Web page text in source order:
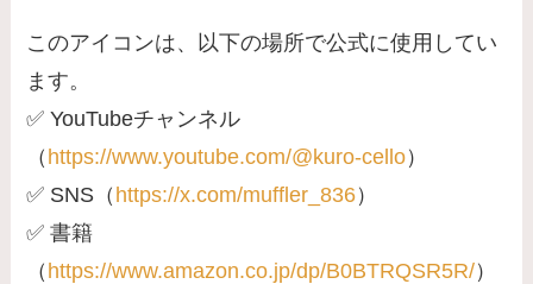
このアイコンは、以下の場所で公式に使用してい
ます。
✅ YouTubeチャンネル
（ https://www.youtube.com/@kuro-cello）
✅ SNS（ https://x.com/muffler_836）
✅ 書籍
（ https://www.amazon.co.jp/dp/B0BTRQSR5R/）